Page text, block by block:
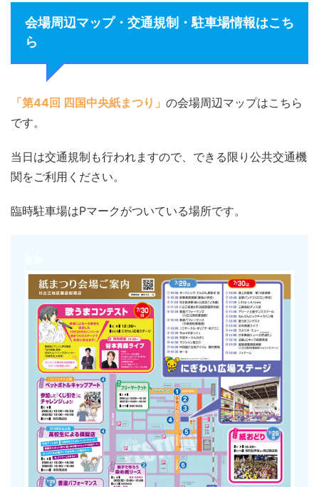
会場周辺マップ・交通規制・駐車場情報はこち
ら
「第44回 四国中央紙まつり」 の会場周辺マップはこちら
です。
当日は交通規制も行われますので、できる限り公共交通機
関をご利用ください。
臨時駐車場はPマークがついている場所です。